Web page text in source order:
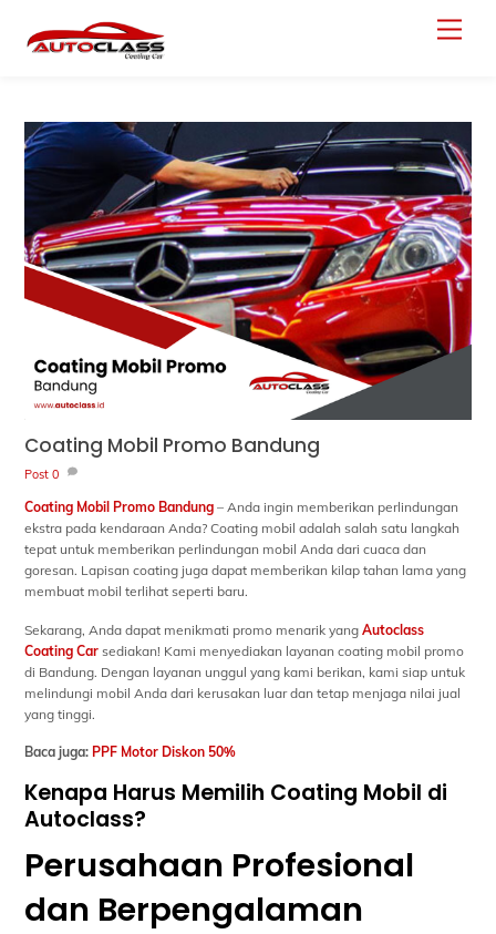
content
Menu
Coating Mobil Promo Bandung
Post 0
Coating Mobil Promo Bandung – Anda ingin memberikan perlindungan
ekstra pada kendaraan Anda? Coating mobil adalah salah satu langkah
tepat untuk memberikan perlindungan mobil Anda dari cuaca dan
goresan. Lapisan coating juga dapat memberikan kilap tahan lama yang
membuat mobil terlihat seperti baru.
Sekarang, Anda dapat menikmati promo menarik yangAutoclass
Coating Car sediakan! Kami menyediakan layanan coating mobil promo
di Bandung. Dengan layanan unggul yang kami berikan, kami siap untuk
melindungi mobil Anda dari kerusakan luar dan tetap menjaga nilai jual
yang tinggi.
Baca juga: PPF Motor Diskon 50%
Kenapa Harus Memilih Coating Mobil di
Autoclass?
Perusahaan Profesional
dan Berpengalaman